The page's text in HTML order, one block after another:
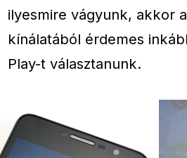
ilyesmire vágyunk, akkor
kínálatából érdemes
Play-t választanunk.